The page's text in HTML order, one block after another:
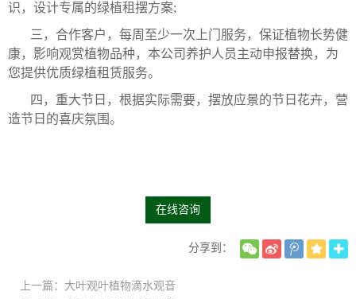
识，设计专属的绿植租摆方案;
三，合作客户，每周至少一次上门服务，保证植物长势健
康，影响观赏植物品种，本公司养护人员主动申报替换，为
您提供优质绿植租赁服务。
四，重大节日，根据实际需要，摆放应景的节日花卉，营
造节日的喜庆氛围。
在线咨询
分享到：
上一篇：大叶观叶植物滴水观音